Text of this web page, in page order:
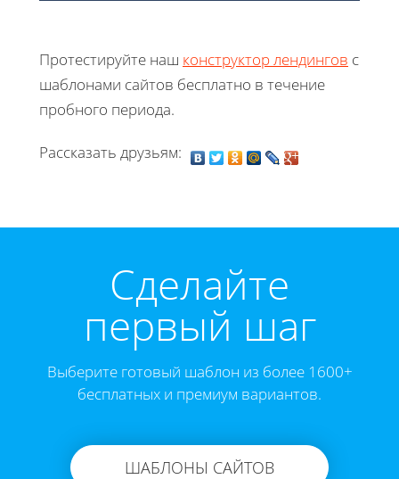
Протестируйте наш конструктор лендингов с
шаблонами сайтов бесплатно в течение
пробного периода.
Рассказать друзьям:
Cделайте
первый шаг
Выберите готовый шаблон из более 1600+
бесплатных и премиум вариантов.
ШАБЛОНЫ САЙТОВ